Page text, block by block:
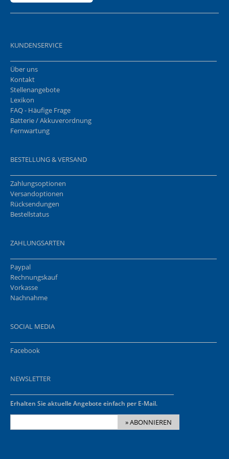
KUNDENSERVICE
Über uns
Kontakt
Stellenangebote
Lexikon
FAQ - Häufige Frage
Batterie / Akkuverordnung
Fernwartung
BESTELLUNG & VERSAND
Zahlungsoptionen
Versandoptionen
Rücksendungen
Bestellstatus
ZAHLUNGSARTEN
Paypal
Rechnungskauf
Vorkasse
Nachnahme
SOCIAL MEDIA
Facebook
NEWSLETTER
Erhalten Sie aktuelle Angebote einfach per E-Mail.
» ABONNIEREN